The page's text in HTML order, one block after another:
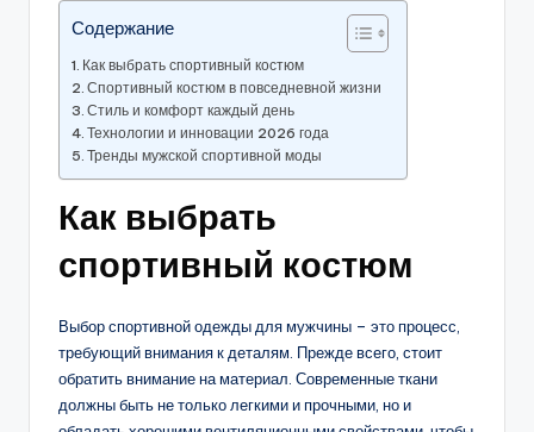
Содержание
Как выбрать спортивный костюм
Спортивный костюм в повседневной жизни
Стиль и комфорт каждый день
Технологии и инновации 2026 года
Тренды мужской спортивной моды
Как выбрать
спортивный костюм
Выбор спортивной одежды для мужчины – это процесс,
требующий внимания к деталям. Прежде всего, стоит
обратить внимание на материал. Современные ткани
должны быть не только легкими и прочными, но и